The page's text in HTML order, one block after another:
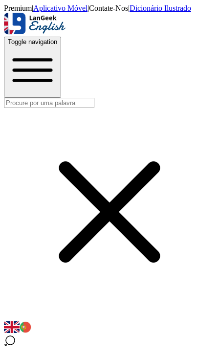
Premium|Aplicativo Móvel|Contate-Nos|Dicionário Ilustrado
Toggle navigation